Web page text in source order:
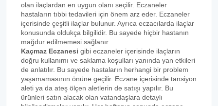
olan ilaçlardan en uygun olanı seçilir. Eczaneler
hastaların tıbbi tedavileri için önem arz eder. Eczaneler
içerisinde çeşitli ilaçlar bulunur. Ayrıca eczacılarda ilaçlar
konusunda oldukça bilgilidir. Bu sayede hiçbir hastanın
mağdur edilmemesi sağlanır.
Kaçmaz Eczanesi gibi eczaneler içerisinde ilaçların
doğru kullanımı ve saklama koşulları yanında yan etkileri
de anlatılır. Bu sayede hastaların herhangi bir problem
yaşamamasının önüne geçilir. Eczane içerisinde tansiyon
aleti ya da ateş ölçen aletlerin de satışı yapılır. Bu
ürünleri satın alacak olan vatandaşlara detaylı